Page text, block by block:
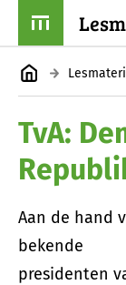
TvA:
Aan de hand
bekende
presidenten